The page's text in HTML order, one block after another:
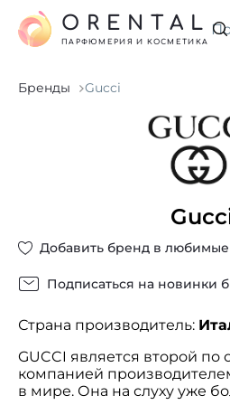
ORENTAL
ПАРФЮМЕРИЯ И КОСМЕТИКА
Бренды Gucci
Добавить бренд в любимые
Подписаться на новинки
Страна производитель:
GUCCI является второй
компанией
в мире. Она на слуху уже